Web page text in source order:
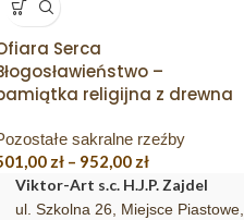
Serca
–
religijna z drewna
sakralne rzeźby
zł – 952,00 zł
Viktor-Art s.c. H.J.P. Zajdel
ul. Szkolna 26, Miejsce Piastowe,